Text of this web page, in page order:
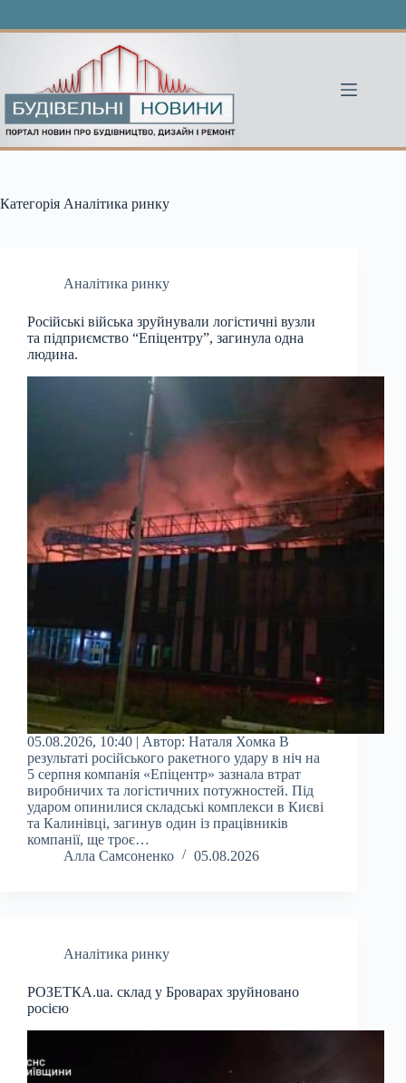
Категорія Аналітика ринку
Аналітика ринку
Російські війська зруйнували логістичні вузли
та підприємство “Епіцентру”, загинула одна
людина.
05.08.2026, 10:40 | Автор: Наталя Хомка В
результаті російського ракетного удару в ніч на
5 серпня компанія «Епіцентр» зазнала втрат
виробничих та логістичних потужностей. Під
ударом опинилися складські комплекси в Києві
та Калинівці, загинув один із працівників
компанії, ще троє…
Алла Самсоненко
05.08.2026
Аналітика ринку
РОЗЕТКА.ua. склад у Броварах зруйновано
росією